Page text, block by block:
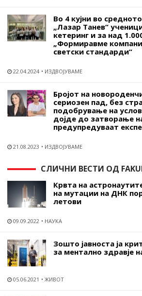
Во 4 кујни во
„Лазар Танев“
кетеринг и за над
„Формиравме
светски стандарди“
22.04.2024 ИЗДВОЈУВАМЕ
Бројот на
сериозен пад, без
подобрување на
дојде до затворање
предупредуваат
21.08.2023 ИЗДВОЈУВАМЕ
СЛИЧНИ ВЕСТИ ОД
Крвта на
на мутации на ДНК
летови
09.09.2022 НАУКА
Зошто јавноста ја
за ментално здравје
05.06.2021 ЖИВОТ